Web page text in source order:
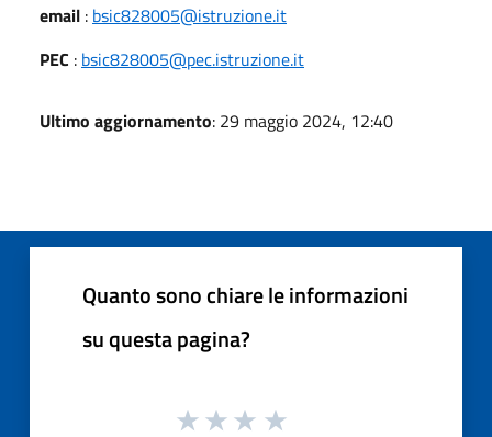
email : bsic828005@istruzione.it
PEC : bsic828005@pec.istruzione.it
Ultimo aggiornamento: 29 maggio 2024, 12:40
Quanto sono chiare le informazioni
su questa pagina?